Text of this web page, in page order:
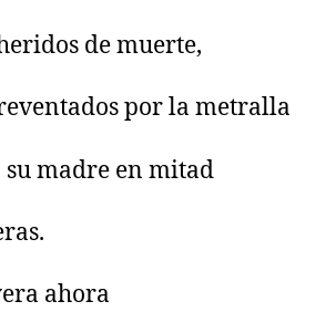
de muerte,
por la metralla
madre en mitad
ahora